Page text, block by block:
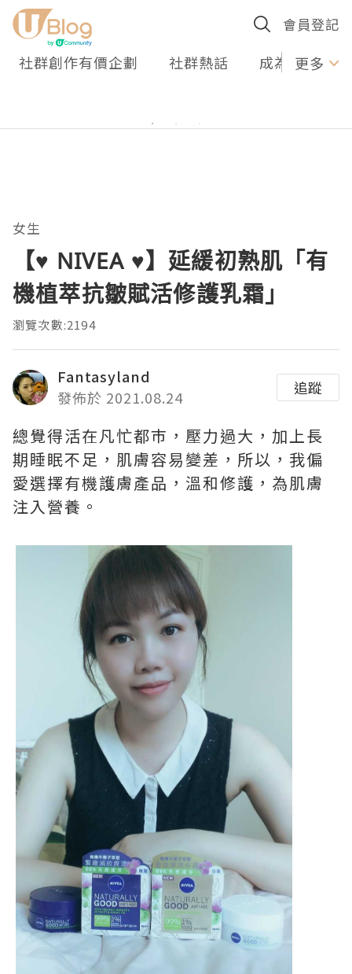
會員登記
社群創作有價企劃 社群熱話 成為U更多
女生
【♥ NIVEA ♥】延緩初熟肌「有
機植萃抗皺賦活修護乳霜」
瀏覽次數:2194
Fantasyland
發佈於 2021.08.24
追蹤
總覺得活在凡忙都巿，壓力過大，加上長
期睡眠不足，肌膚容易變差，所以，我偏
愛選擇有機護膚產品，溫和修護，為肌膚
注入營養。